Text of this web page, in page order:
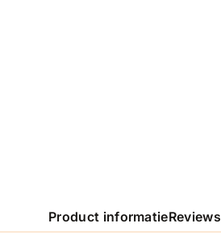
Product informatieReviews